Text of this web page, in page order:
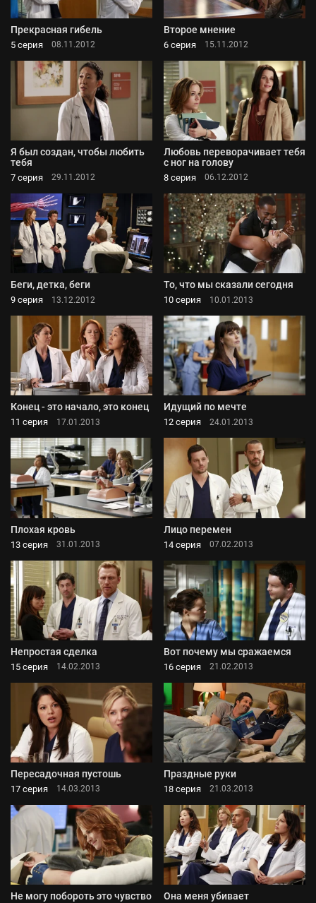
Прекрасная гибель
5 серия 08.11.2012
Второе мнение
6 серия 15.11.2012
Я был создан, чтобы любить
тебя
7 серия 29.11.2012
Любовь переворачивает тебя
с ног на голову
8 серия 06.12.2012
Беги, детка, беги
9 серия 13.12.2012
То, что мы сказали сегодня
10 серия 10.01.2013
Конец - это начало, это конец
11 серия 17.01.2013
Идущий по мечте
12 серия 24.01.2013
Плохая кровь
13 серия 31.01.2013
Лицо перемен
14 серия 07.02.2013
Непростая сделка
15 серия 14.02.2013
Вот почему мы сражаемся
16 серия 21.02.2013
Пересадочная пустошь
17 серия 14.03.2013
Праздные руки
18 серия 21.03.2013
Не могу побороть это чувство Она меня убивает